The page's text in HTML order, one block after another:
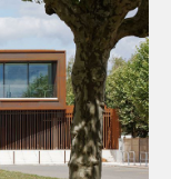
TCE Thermique